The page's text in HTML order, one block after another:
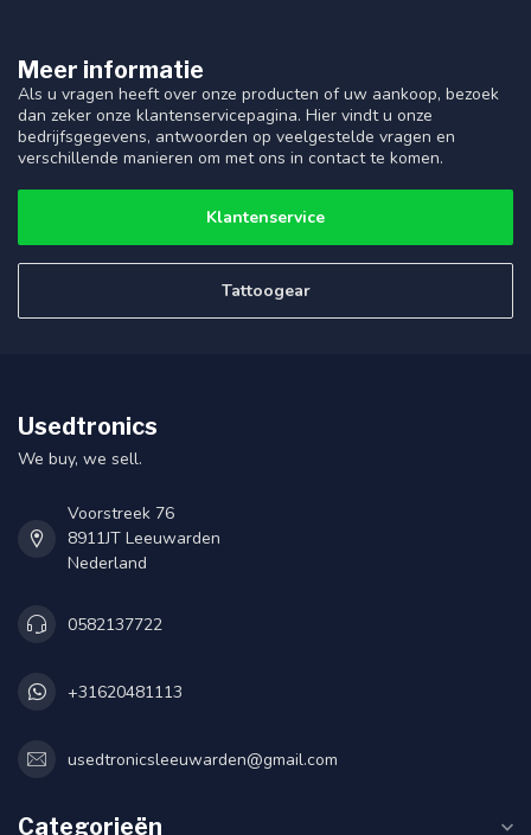
Meer informatie
Als u vragen heeft over onze producten of uw aankoop, bezoek
dan zeker onze klantenservicepagina. Hier vindt u onze
bedrijfsgegevens, antwoorden op veelgestelde vragen en
verschillende manieren om met ons in contact te komen.
Klantenservice
Tattoogear
Usedtronics
We buy, we sell.
Voorstreek 76
8911JT Leeuwarden
Nederland
0582137722
+31620481113
usedtronicsleeuwarden@gmail.com
Categorieën